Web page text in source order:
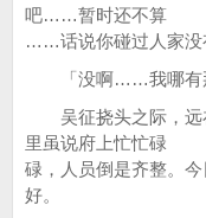
吧……暂时还不算
……话说你碰过人家没
「没啊……我哪有那
吴征挠头之际，远
里虽说府上忙忙碌
碌，人员倒是齐整。
好。